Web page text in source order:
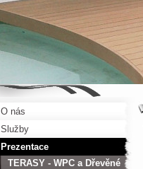
O nás
Služby
Prezentace
TERASY - WPC a Dřevěné